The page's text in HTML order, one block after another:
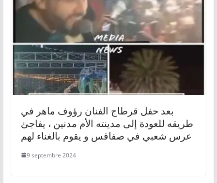
بعد حفل قرطاج الفنان رؤوف ماهر في
طريقه للعودة إلى مدينته الأم مدنين ، يفاجئ
عرس شعبي في صفاقس و يقوم بالغناء لهم
9 septembre 2024